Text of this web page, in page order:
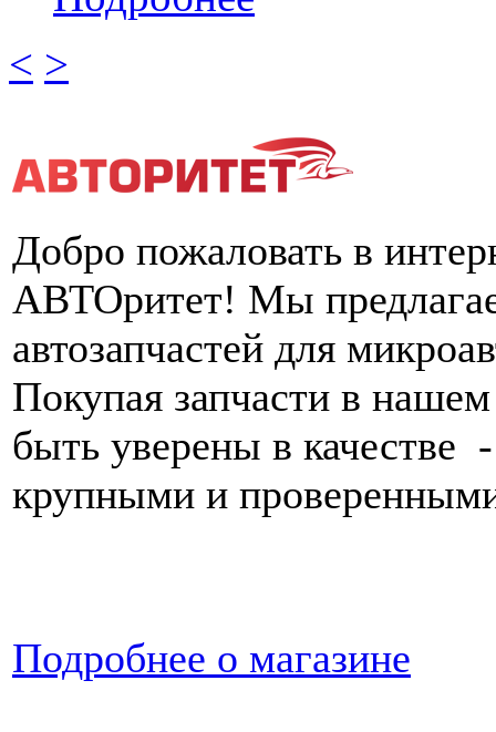
< >
Добро пожаловать в
АВТОритет! Мы
автозапчастей для
Покупая запчасти в
быть уверены в качестве
крупными и
Подробнее о магазине